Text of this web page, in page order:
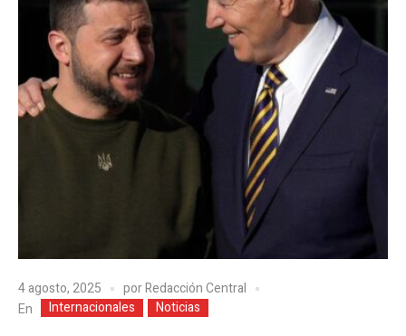
4 agosto, 2025 porRedacción Central
En
Internacionales Noticias